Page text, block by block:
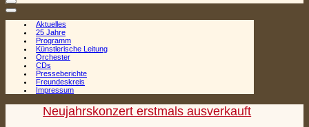
Navigationsmenü
Navigationsmenü
Aktuelles
25 Jahre
Programm
Künstlerische Leitung
Orchester
CDs
Presseberichte
Freundeskreis
Impressum
Neujahrskonzert erstmals ausverkauft